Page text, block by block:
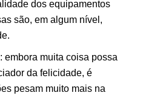
dos equipamentos
são, em algum nível,
embora muita coisa possa
da felicidade, é
pesam muito mais na